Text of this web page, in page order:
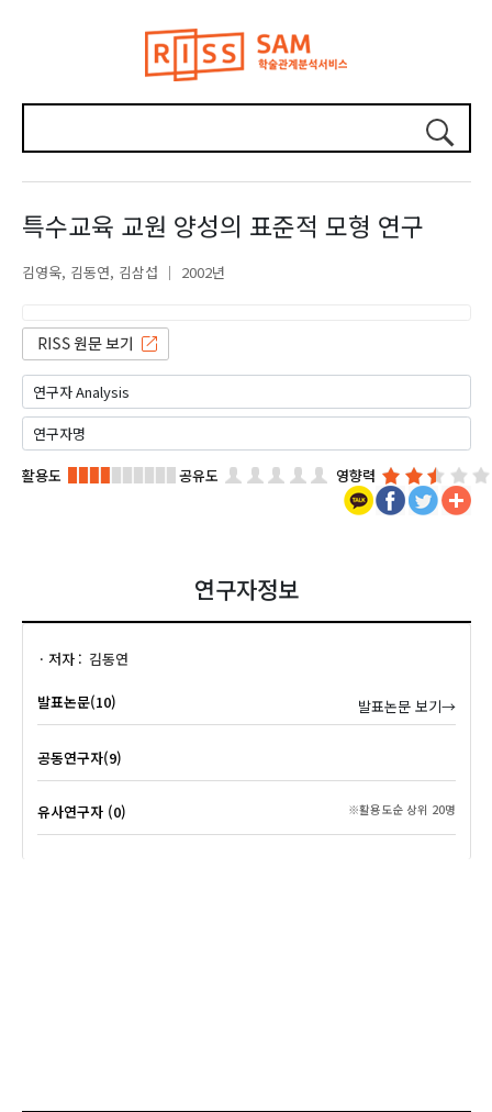
특수교육 교원 양성의 표준적 모형 연구
김영욱 김동연 김삼섭 2002년
활용도 공유도 영향력
연구자정보
저자 김동연
발표논문(10) 발표논문 보기→
공동연구자(9)
유사연구자 (0) ※활용도순 상위 20명